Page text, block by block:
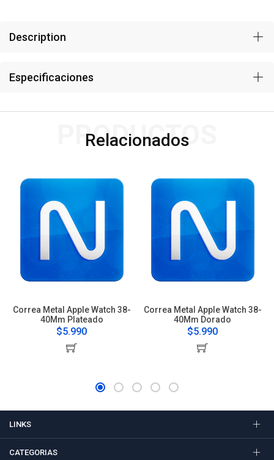
Description
Especificaciones
Relacionados
PRODUCTOS
Correa Metal Apple Watch 38-
40Mm Plateado
$5.990
Correa Metal Apple Watch 38-
40Mm Dorado
$5.990
LINKS
CATEGORIAS